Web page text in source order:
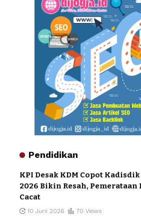
Pendidikan
KPI Desak KDM Copot Kadisdik
2026 Bikin Resah,
Cacat
10 Juni 2026 70 Views